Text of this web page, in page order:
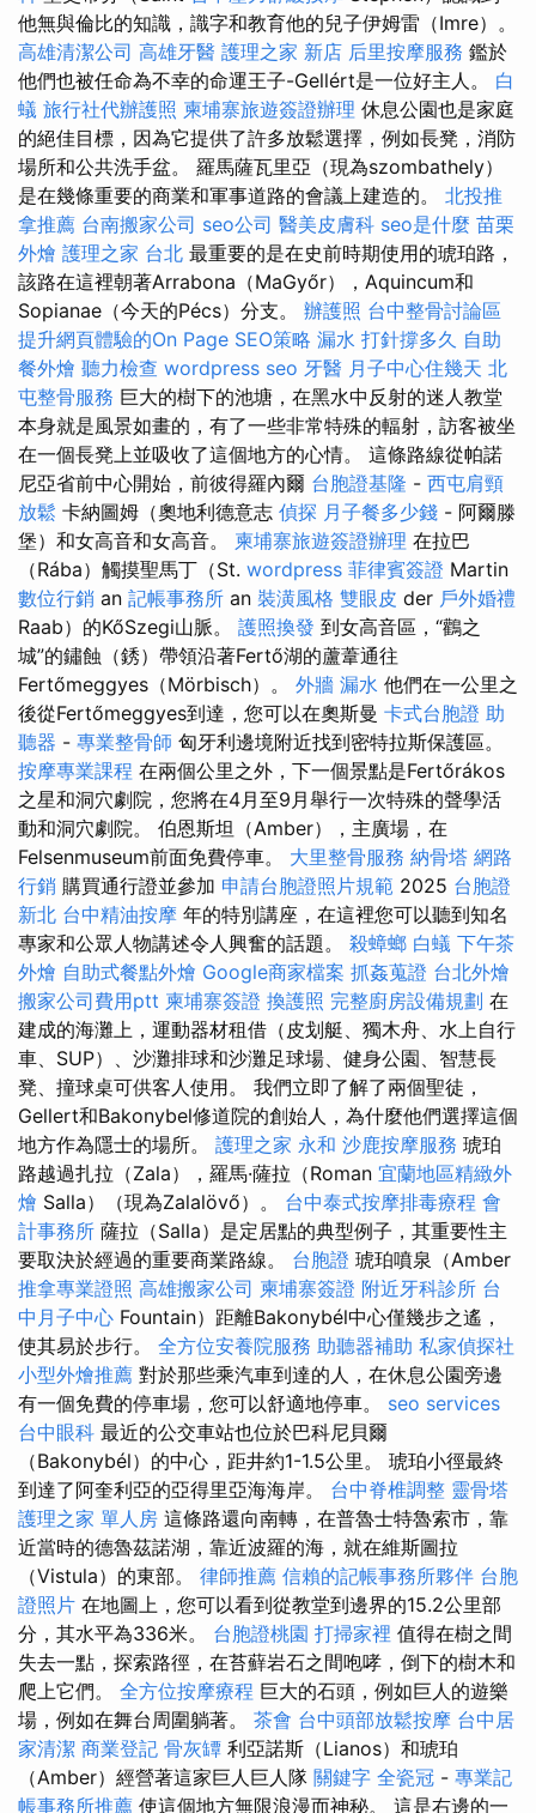
他無與倫比的知識，識字和教育他的兒子伊姆雷（Imre）。
高雄清潔公司 高雄牙醫 護理之家 新店 后里按摩服務 鑑於
他們也被任命為不幸的命運王子-Gellért是一位好主人。 白
蟻 旅行社代辦護照 柬埔寨旅遊簽證辦理 休息公園也是家庭
的絕佳目標，因為它提供了許多放鬆選擇，例如長凳，消防
場所和公共洗手盆。 羅馬薩瓦里亞（現為szombathely）
是在幾條重要的商業和軍事道路的會議上建造的。 北投推
拿推薦 台南搬家公司 seo公司 醫美皮膚科 seo是什麼 苗栗
外燴 護理之家 台北 最重要的是在史前時期使用的琥珀路，
該路在這裡朝著Arrabona（MaGyőr），Aquincum和
Sopianae（今天的Pécs）分支。 辦護照 台中整骨討論區
提升網頁體驗的On Page SEO策略 漏水 打針撐多久 自助
餐外燴 聽力檢查 wordpress seo 牙醫 月子中心住幾天 北
屯整骨服務 巨大的樹下的池塘，在黑水中反射的迷人教堂
本身就是風景如畫的，有了一些非常特殊的輻射，訪客被坐
在一個長凳上並吸收了這個地方的心情。 這條路線從帕諾
尼亞省前中心開始，前彼得羅內爾 台胞證基隆 - 西屯肩頸
放鬆 卡納圖姆（奧地利德意志 偵探 月子餐多少錢 - 阿爾滕
堡）和女高音和女高音。 柬埔寨旅遊簽證辦理 在拉巴
（Rába）觸摸聖馬丁（St. wordpress 菲律賓簽證 Martin
數位行銷 an 記帳事務所 an 裝潢風格 雙眼皮 der 戶外婚禮
Raab）的KőSzegi山脈。 護照換發 到女高音區，“鸛之
城”的鏽蝕（銹）帶領沿著Fertő湖的蘆葦通往
Fertőmeggyes（Mörbisch）。 外牆 漏水 他們在一公里之
後從Fertőmeggyes到達，您可以在奧斯曼 卡式台胞證 助
聽器 - 專業整骨師 匈牙利邊境附近找到密特拉斯保護區。
按摩專業課程 在兩個公里之外，下一個景點是Fertőrákos
之星和洞穴劇院，您將在4月至9月舉行一次特殊的聲學活
動和洞穴劇院。 伯恩斯坦（Amber），主廣場，在
Felsenmuseum前面免費停車。 大里整骨服務 納骨塔 網路
行銷 購買通行證並參加 申請台胞證照片規範 2025 台胞證
新北 台中精油按摩 年的特別講座，在這裡您可以聽到知名
專家和公眾人物講述令人興奮的話題。 殺蟑螂 白蟻 下午茶
外燴 自助式餐點外燴 Google商家檔案 抓姦蒐證 台北外燴
搬家公司費用ptt 柬埔寨簽證 換護照 完整廚房設備規劃 在
建成的海灘上，運動器材租借（皮划艇、獨木舟、水上自行
車、SUP）、沙灘排球和沙灘足球場、健身公園、智慧長
凳、撞球桌可供客人使用。 我們立即了解了兩個聖徒，
Gellert和Bakonybel修道院的創始人，為什麼他們選擇這個
地方作為隱士的場所。 護理之家 永和 沙鹿按摩服務 琥珀
路越過扎拉（Zala），羅馬·薩拉（Roman 宜蘭地區精緻外
燴 Salla）（現為Zalalövő）。 台中泰式按摩排毒療程 會
計事務所 薩拉（Salla）是定居點的典型例子，其重要性主
要取決於經過的重要商業路線。 台胞證 琥珀噴泉（Amber
推拿專業證照 高雄搬家公司 柬埔寨簽證 附近牙科診所 台
中月子中心 Fountain）距離Bakonybél中心僅幾步之遙，
使其易於步行。 全方位安養院服務 助聽器補助 私家偵探社
小型外燴推薦 對於那些乘汽車到達的人，在休息公園旁邊
有一個免費的停車場，您可以舒適地停車。 seo services
台中眼科 最近的公交車站也位於巴科尼貝爾
（Bakonybél）的中心，距井約1-1.5公里。 琥珀小徑最終
到達了阿奎利亞的亞得里亞海海岸。 台中脊椎調整 靈骨塔
護理之家 單人房 這條路還向南轉，在普魯士特魯索市，靠
近當時的德魯茲諾湖，靠近波羅的海，就在維斯圖拉
（Vistula）的東部。 律師推薦 信賴的記帳事務所夥伴 台胞
證照片 在地圖上，您可以看到從教堂到邊界的15.2公里部
分，其水平為336米。 台胞證桃園 打掃家裡 值得在樹之間
失去一點，探索路徑，在苔蘚岩石之間咆哮，倒下的樹木和
爬上它們。 全方位按摩療程 巨大的石頭，例如巨人的遊樂
場，例如在舞台周圍躺著。 茶會 台中頭部放鬆按摩 台中居
家清潔 商業登記 骨灰罈 利亞諾斯（Lianos）和琥珀
（Amber）經營著這家巨人巨人隊 關鍵字 全瓷冠 - 專業記
帳事務所推薦 使這個地方無限浪漫而神秘。 這是右邊的一